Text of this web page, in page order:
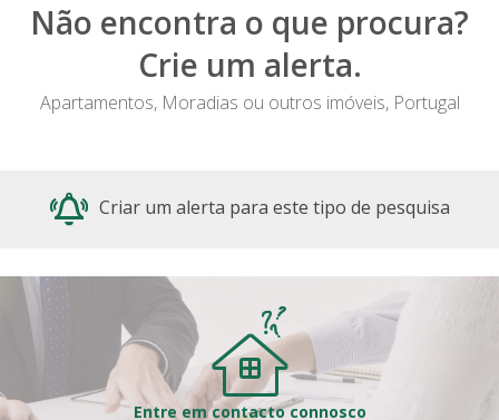
Não encontra o que procura?
Crie um alerta.
Apartamentos, Moradias ou outros imóveis, Portugal
Criar um alerta para este tipo de pesquisa
Entre em contacto connosco